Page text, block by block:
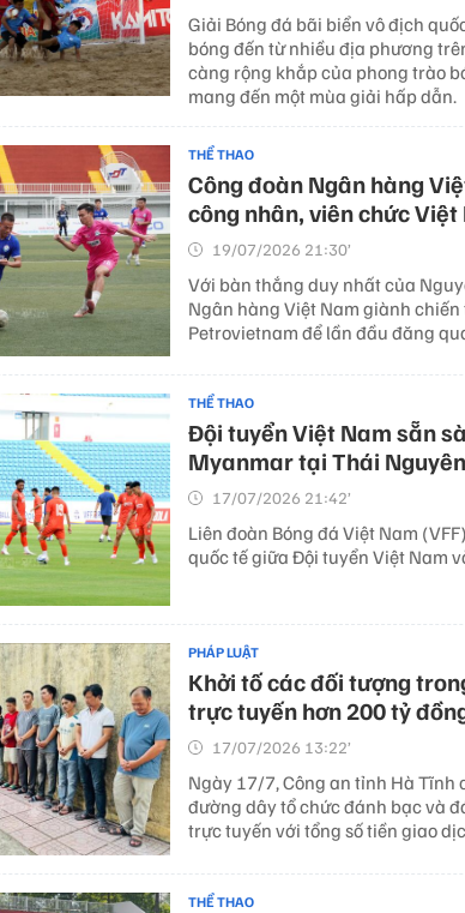
Giải Bóng đá bãi biển vô địch
bóng đến từ nhiều địa phương
càng rộng khắp của phong trào
mang đến một mùa giải hấp dẫn.
THỂ THAO
Công đoàn Ngân hàng
công nhân, viên chức
19/07/2026 21:30’
Với bàn thắng duy nhất của
Ngân hàng Việt Nam giành
Petrovietnam để lần đầu đăng
THỂ THAO
Đội tuyển Việt Nam sẵn
Myanmar tại Thái Nguyên
17/07/2026 21:42’
Liên đoàn Bóng đá Việt Nam
quốc tế giữa Đội tuyển Việt Nam
PHÁP LUẬT
Khởi tố các đối tượng
trực tuyến hơn 200 tỷ
17/07/2026 13:22’
Ngày 17/7, Công an tỉnh Hà
đường dây tổ chức đánh bạc và
trực tuyến với tổng số tiền giao
THỂ THAO